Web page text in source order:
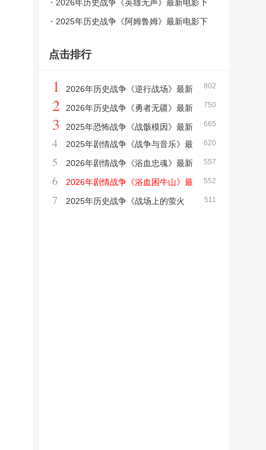
载
2026年历史战争《英雄无声》最新电影下
载
2025年历史战争《阿姆鲁姆》最新电影下
点击排行
802
1
2026年历史战争《逆行战场》最新
电影下载
750
2
2026年历史战争《勇者无疆》最新
电影下载
665
3
2025年恐怖战争《战骸模因》最新
电影下载
620
4
2025年剧情战争《战争与音乐》最
新电影下载
557
5
2026年剧情战争《浴血忠魂》最新
电影下载
552
6
2026年剧情战争《浴血困牛山》最
新电影下载
511
7
2025年历史战争《战场上的萤火